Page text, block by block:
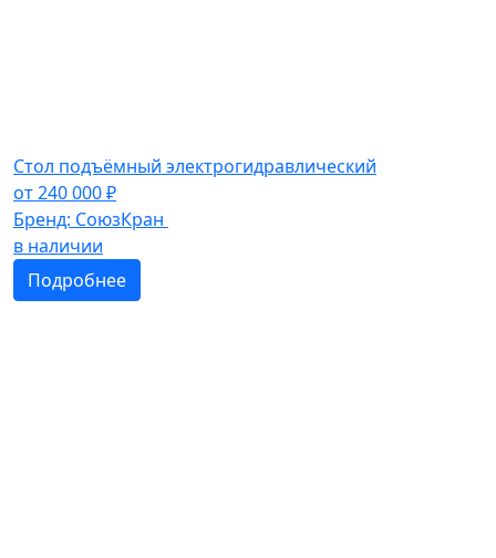
Стол подъёмный электрогидравлический
от240 000₽
Бренд: СоюзКран
в наличии
Подробнее